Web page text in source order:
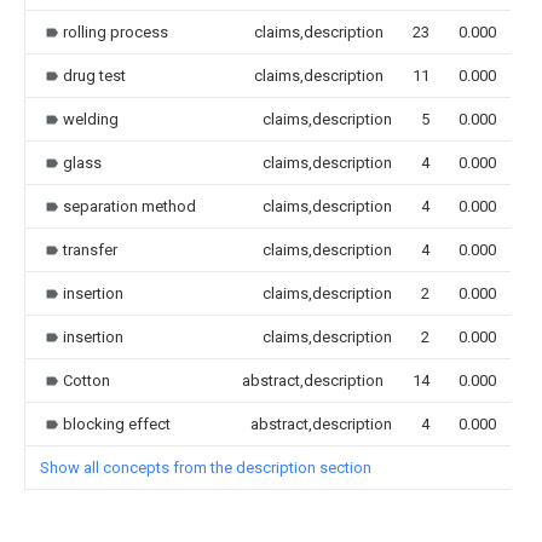
rolling process claims,description 23 0.000
drug test claims,description 11 0.000
welding claims,description 5 0.000
glass claims,description 4 0.000
separation method claims,description 4 0.000
transfer claims,description 4 0.000
insertion claims,description 2 0.000
insertion claims,description 2 0.000
Cotton abstract,description 14 0.000
blocking effect abstract,description 4 0.000
Show all concepts from the description section